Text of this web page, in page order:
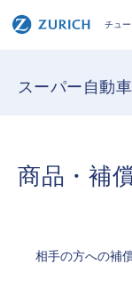
チュ
スーパー自動
商品・補
相手の方への補